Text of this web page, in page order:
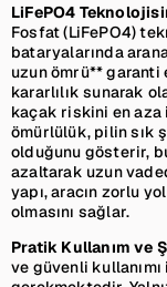
LiFePO4
Fosfat (LiFePO4)
bataryalarında
uzun ömrü** garanti
kararlılık sunarak
kaçak riskini en
ömürlülük, pilin sık
olduğunu gösterir,
azaltarak uzun
yapı, aracın zorlu
olmasını sağlar.
Pratik Kullanım ve
ve güvenli